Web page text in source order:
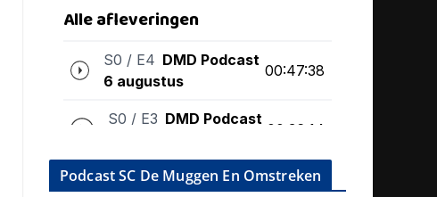
Podcast SC De Muggen En Omstreken